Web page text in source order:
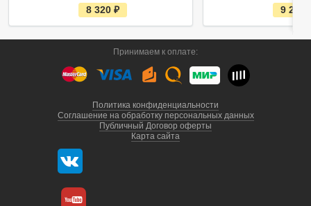
е
с
т
н
л
и
и
и
8 320 9 270
Принимаем к оплате:
Политика конфиденциальности
Соглашение на обработку персональных данных
Публичный Договор оферты
Карта сайта